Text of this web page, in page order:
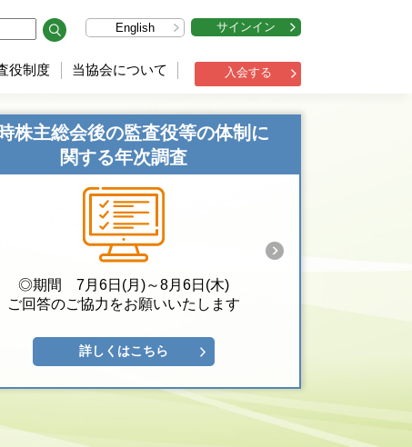
役制度 当協会について 入会する
English サインイン
株主総会後の監査役等の体制に
関する年次調査
◎期間 7月6日(月)～8月6日(木)
ご回答のご協力をお願いいたします
詳しくはこちら